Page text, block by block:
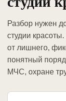
Разбор нужен
студии
от лишнего,
понятный
МЧС, охране